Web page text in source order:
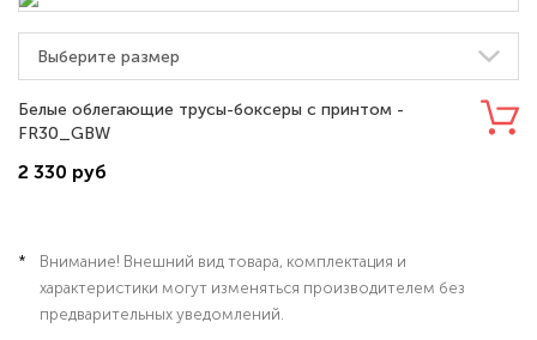
Белые облегающие трусы-боксеры с принтом -
FR30_GBW
2 330 руб
Внимание! Внешний вид товара, комплектация и
характеристики могут изменяться производителем без
предварительных уведомлений.